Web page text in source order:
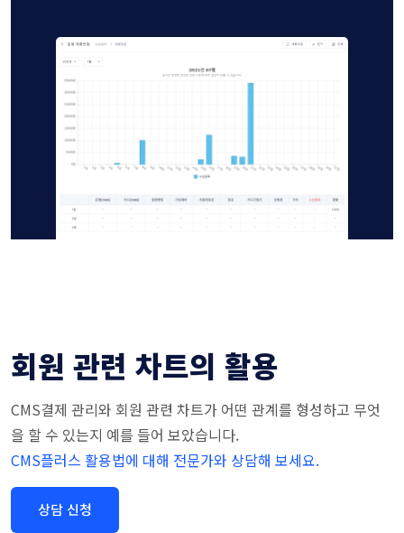
회원 관련 차트의 활용
CMS결제 관리와 회원 관련 차트가 어떤 관계를 형성하고 무엇
을 할 수 있는지 예를 들어 보았습니다.
CMS플러스 활용법에 대해 전문가와 상담해 보세요.
상담 신청